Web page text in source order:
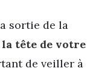
sortie de la
la tête de votre
de veiller à